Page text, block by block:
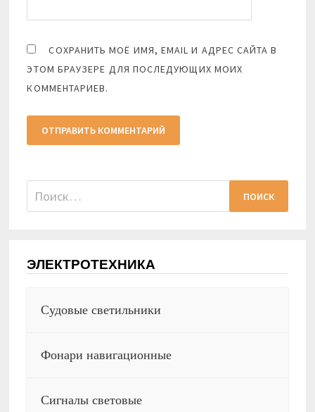
СОХРАНИТЬ МОЁ ИМЯ, EMAIL И АДРЕС САЙТА В
ЭТОМ БРАУЗЕРЕ ДЛЯ ПОСЛЕДУЮЩИХ МОИХ
КОММЕНТАРИЕВ.
Найти:
ЭЛЕКТРОТЕХНИКА
Судовые светильники
Фонари навигационные
Сигналы световые